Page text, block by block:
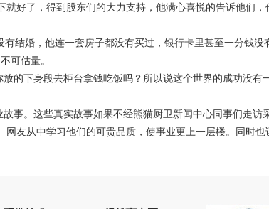
好了，得到股东们的大力支持，他满心喜悦的告诉他们，
婚，他连一套房子都没有买过，银行卡里甚至一分钱没
可估量。
下身段去柜台拿钱吃饭吗？所以说这个世界的成功没有
。这些真实故事如果不经熊猫厨卫新闻中心同事们走访
友从中学习他们的可贵品质，使事业更上一层楼。同时